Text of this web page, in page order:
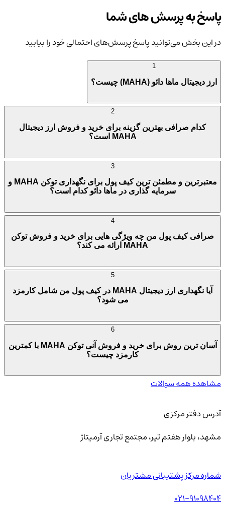
پاسخ به پرسش های شما
در این بخش می‌توانید پاسخ پرسش‌های احتمالی خود را بیابید
ارز دیجیتال ماها دائو (MAHA) چیست؟
کدام صرافی بهترین گزینه برای خرید و فروش ارز دیجیتال
MAHA است؟
معتبرترین و مطمئن ترین کیف پول برای نگهداری توکن MAHA و
سرمایه گذاری در ماها دائو کدام است؟
صرافی کیف پول من چه ویژگی هایی برای خرید و فروش توکن
MAHA ارائه می کند؟
آیا نگهداری ارز دیجیتال MAHA در کیف پول من شامل کارمزد
می شود؟
آسان ترین روش برای خرید و فروش آنی توکن MAHA با کمترین
کارمزد چیست؟
مشاهده همه سوالات
آدرس دفتر مرکزی
مشهد، بلوار هفتم تیر، مجتمع تجاری آرمیتاژ
شماره مرکز پشتیبانی مشتریان
021-91098404